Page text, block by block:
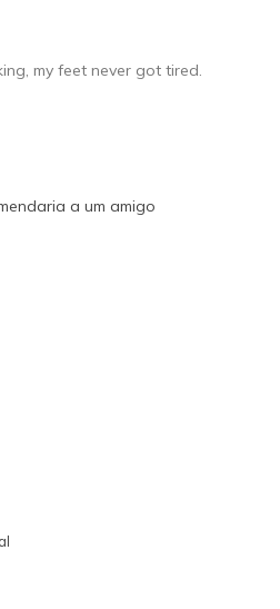
my feet never got tired.
to size
a um amigo